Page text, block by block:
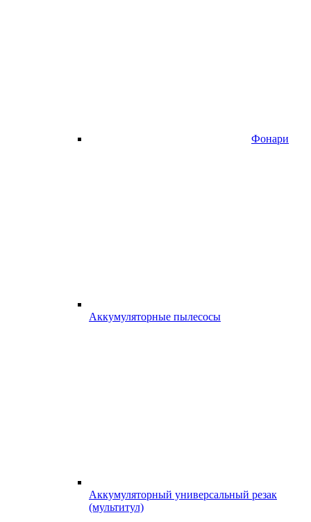
Фонари
Аккумуляторные пылесосы
Аккумуляторный универсальный резак
(мультитул)